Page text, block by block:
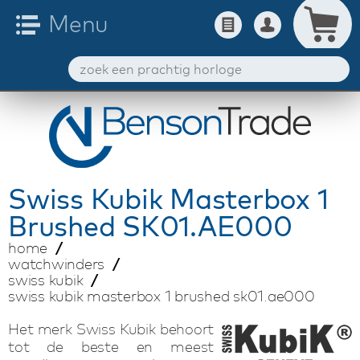
Swiss KubikMasterbox 1
Brushed SK01.AE000
home
watchwinders
swiss kubik
swiss kubik masterbox 1 brushed sk01.ae000
Het merk Swiss Kubik behoort
tot de beste en meest